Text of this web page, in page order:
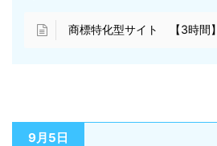
商標特化型サイト 【3時間】
9月5日